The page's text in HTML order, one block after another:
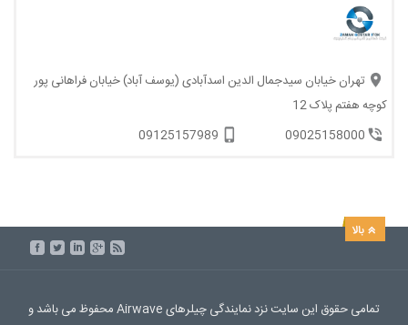
تهران خیابان سیدجمال الدین اسدآبادی (یوسف آباد) خیابان فراهانی پور
کوچه هفتم پلاک 12
09025158000
09125157989
تمامی حقوق این سایت نزد نمایندگی چیلرهای Airwave محفوظ می باشد و